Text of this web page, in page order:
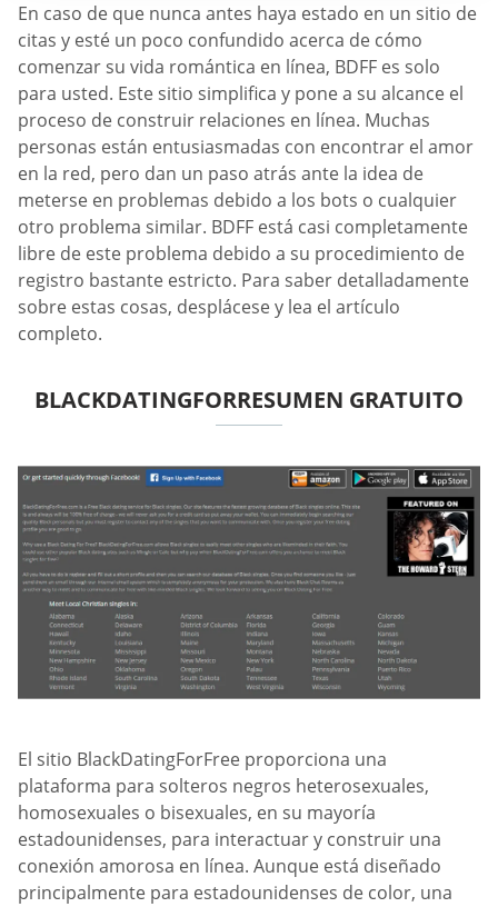
En caso de que nunca antes haya estado en un sitio de
citas y esté un poco confundido acerca de cómo
comenzar su vida romántica en línea, BDFF es solo
para usted. Este sitio simplifica y pone a su alcance el
proceso de construir relaciones en línea. Muchas
personas están entusiasmadas con encontrar el amor
en la red, pero dan un paso atrás ante la idea de
meterse en problemas debido a los bots o cualquier
otro problema similar. BDFF está casi completamente
libre de este problema debido a su procedimiento de
registro bastante estricto. Para saber detalladamente
sobre estas cosas, desplácese y lea el artículo
completo.
BLACKDATINGFORRESUMEN GRATUITO
El sitio BlackDatingForFree proporciona una
plataforma para solteros negros heterosexuales,
homosexuales o bisexuales, en su mayoría
estadounidenses, para interactuar y construir una
conexión amorosa en línea. Aunque está diseñado
principalmente para estadounidenses de color, una